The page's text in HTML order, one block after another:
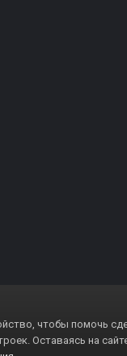
чтобы помочь
Оставаясь на